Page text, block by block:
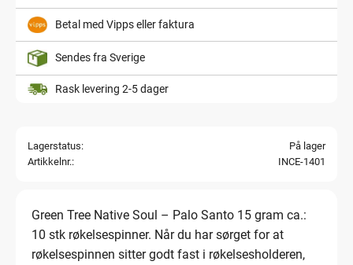
Betal med Vipps eller faktura
Sendes fra Sverige
Rask levering 2-5 dager
Lagerstatus
På lager
Artikkelnr.
INCE-1401
Green Tree Native Soul – Palo Santo 15 gram ca.:
10 stk røkelsespinner. Når du har sørget for at
røkelsespinnen sitter godt fast i røkelsesholderen,